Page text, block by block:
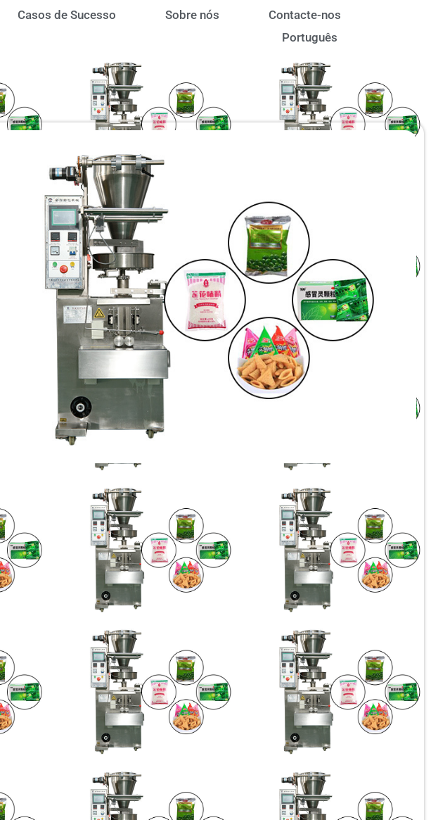
Casos de Sucesso Sobre nós
Contacte-nos
Português